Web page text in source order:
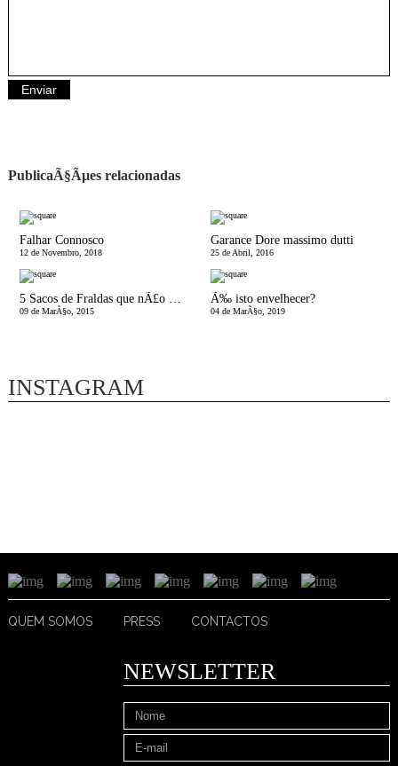
PublicaÃ§Ãµes relacionadas
Falhar Connosco
12 de Novembro, 2018
Garance Dore massimo dutti
25 de Abril, 2016
09 de MarÃ§o, 2015
Ã‰ isto envelhecer?
04 de MarÃ§o, 2019
INSTAGRAM
QUEM SOMOS PRESS CONTACTOS
NEWSLETTER